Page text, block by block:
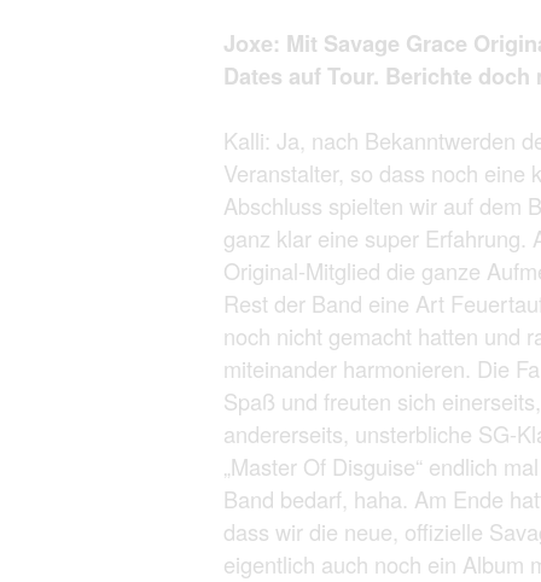
Joxe: Mit Savage Grace
Dates auf Tour. Berichte
Kalli: Ja, nach Bekanntwerden
Veranstalter, so dass noch eine
Abschluss spielten wir auf dem
ganz klar eine super Erfahrung.
Original-Mitglied die ganze
Rest der Band eine Art
noch nicht gemacht hatten und
miteinander harmonieren. Die
Spaß und freuten sich
andererseits, unsterbliche SG-
„Master Of Disguise“ endlich
Band bedarf, haha. Am Ende
dass wir die neue, offizielle
eigentlich auch noch ein Album